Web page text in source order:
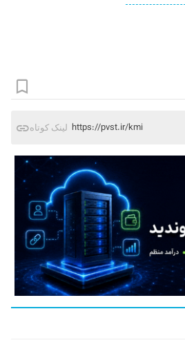
لینک کوتاه https://pvst.ir/kmi